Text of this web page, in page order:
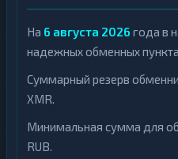
На 6 августа 2026 года в
надежных обменных
Суммарный резерв
XMR.
Минимальная сумма для
RUB.